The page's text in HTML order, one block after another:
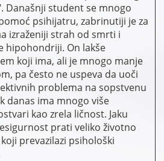
Današnji student se mnogo
psihijatru, zabrinutiji je za
izraženiji strah od smrti i
hipohondriji. On lakše
koji ima, ali je mnogo manje
pa često ne uspeva da uoči
problema na sopstvenu
danas ima mnogo više
kao zrela ličnost. Jaku
prati veliko životno
prevazilazi psihološki